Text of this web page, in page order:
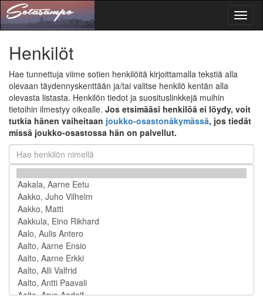
Henkilöt
Hae tunnettuja viime sotien henkilöitä kirjoittamalla tekstiä alla
olevaan täydennyskenttään ja/tai valitse henkilö kentän alla
olevasta listasta. Henkilön tiedot ja suosituslinkkejä muihin
tietoihin ilmestyy oikealle. Jos etsimääsi henkilöä ei löydy, voit
tutkia hänen vaiheitaan joukko-osastonäkymässä, jos tiedät
missä joukko-osastossa hän on palvellut.